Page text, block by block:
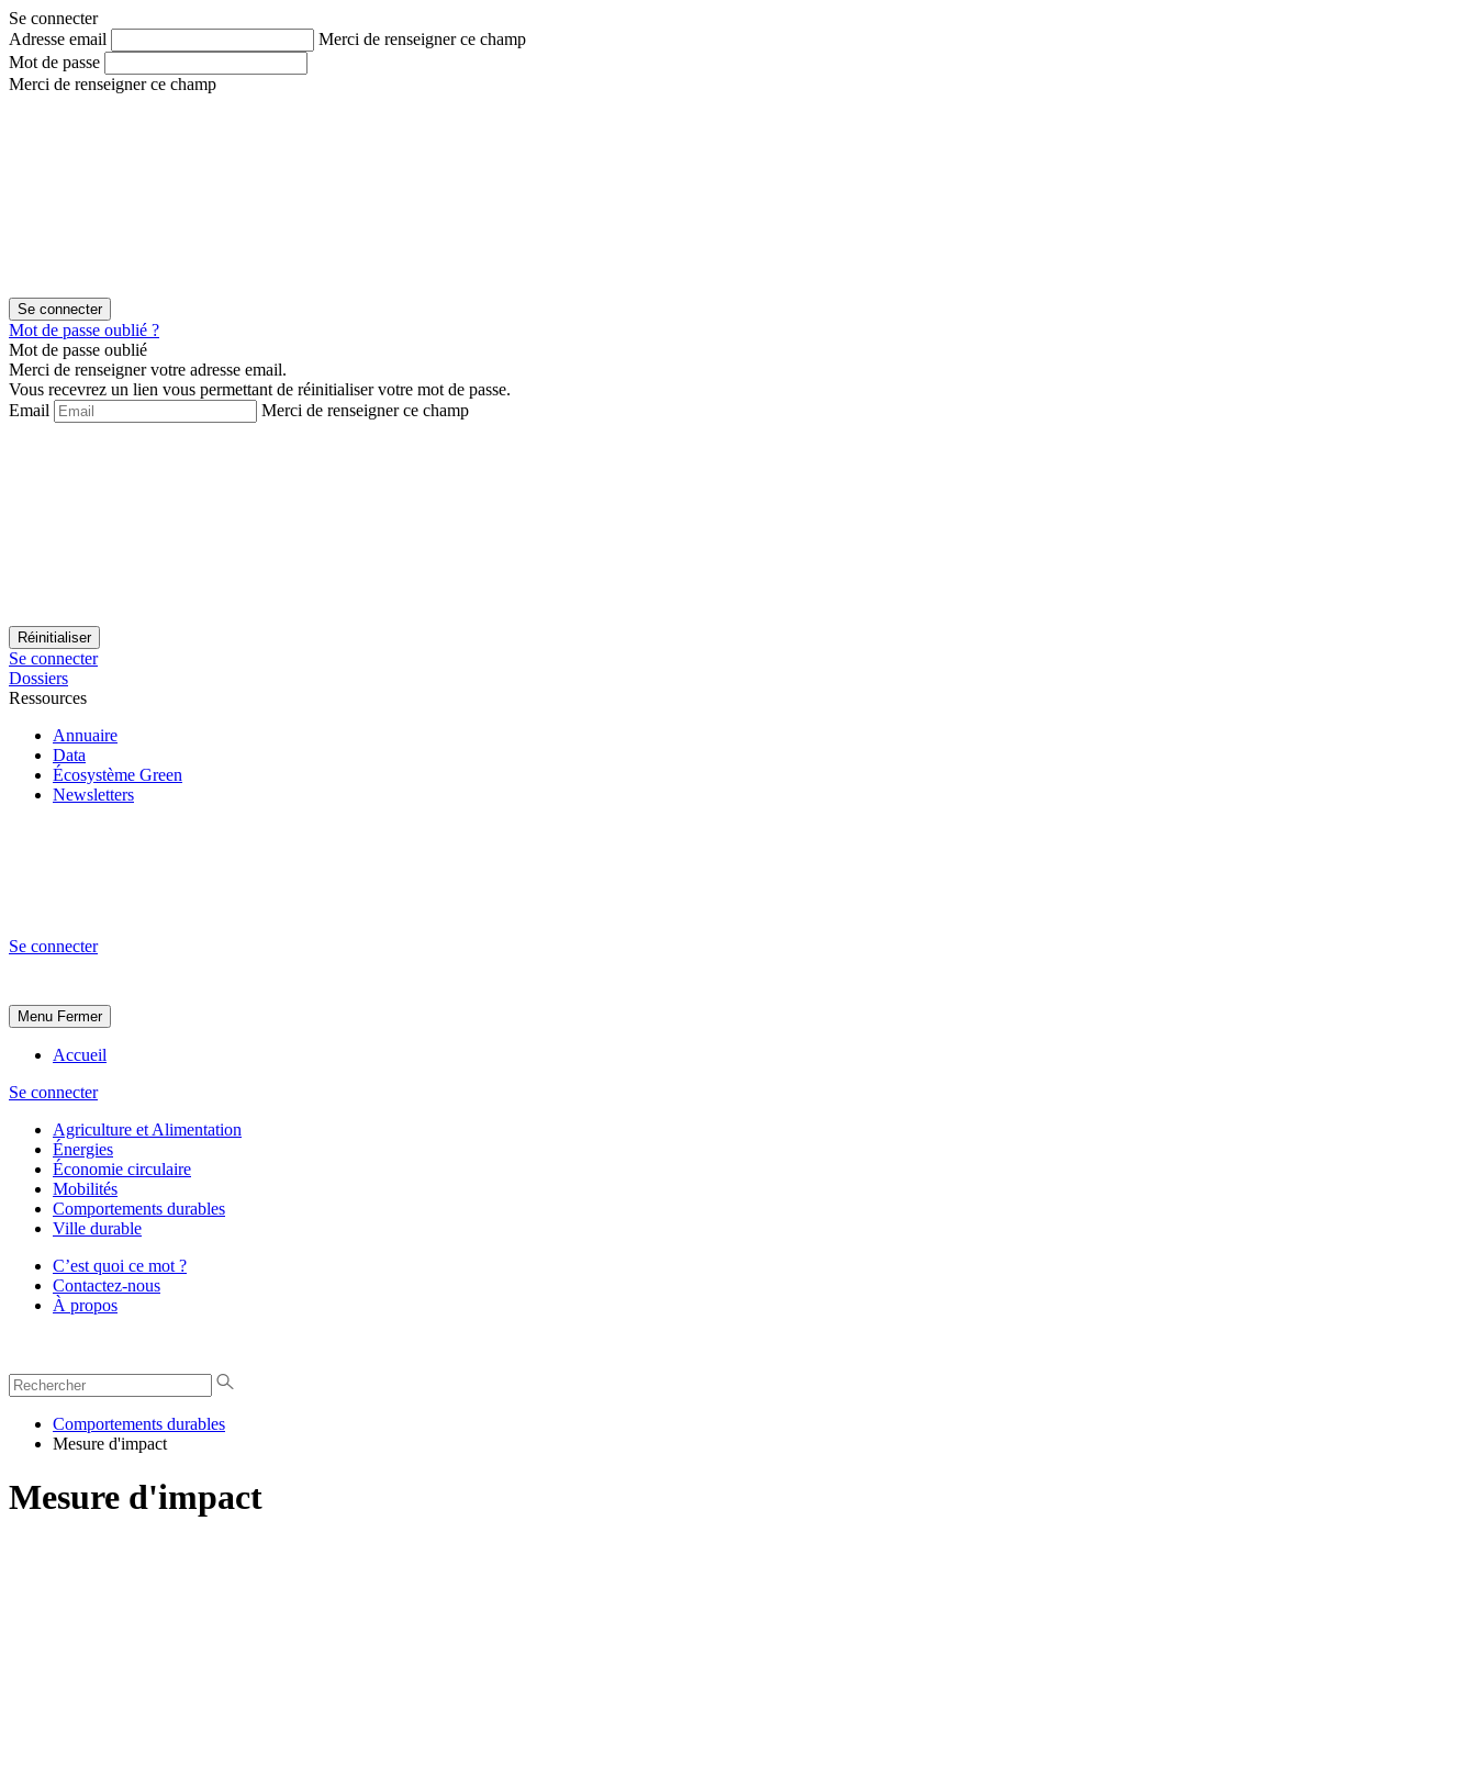
Aller
au
contenu
Aller
au
menu
Se connecter
Adresse email
Merci de renseigner ce champ
Mot de passe
Merci de renseigner ce champ
Mot de passe oublié ?
Mot de passe oublié
Merci de renseigner votre adresse email.
Vous recevrez un lien vous permettant de réinitialiser votre mot de passe.
Email
Merci de renseigner ce champ
Se connecter
Dossiers
Ressources
Annuaire
Data
Écosystème Green
Newsletters
Se connecter
Menu Fermer
Accueil
Se connecter
Agriculture et Alimentation
Énergies
Économie circulaire
Mobilités
Comportements durables
Ville durable
C’est quoi ce mot ?
Contactez-nous
À propos
Comportements durables
Mesure d'impact
Mesure d'impact